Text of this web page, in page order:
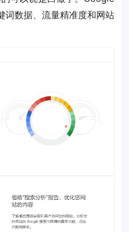
数据、流量精准度和网站